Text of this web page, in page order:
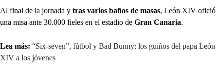
Al final de la jornada y tras varios baños de masas, León XIV ofició
una misa ante 30.000 fieles en el estadio de Gran Canaria.
Lea más: “Six-seven”, fútbol y Bad Bunny: los guiños del papa León
XIV a los jóvenes